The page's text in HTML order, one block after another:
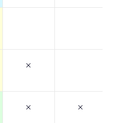
×
× ×